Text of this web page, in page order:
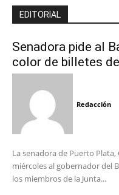
EDITORIAL
Senadora pide al
color de billetes
Redacción
La senadora de Puerto
miércoles al gobernador del
los miembros de la Junta...